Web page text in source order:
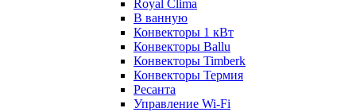
Royal Clima
В ванную
Конвекторы 1 кВт
Конвекторы Ballu
Конвекторы Timberk
Конвекторы Термия
Ресанта
Управление Wi-Fi